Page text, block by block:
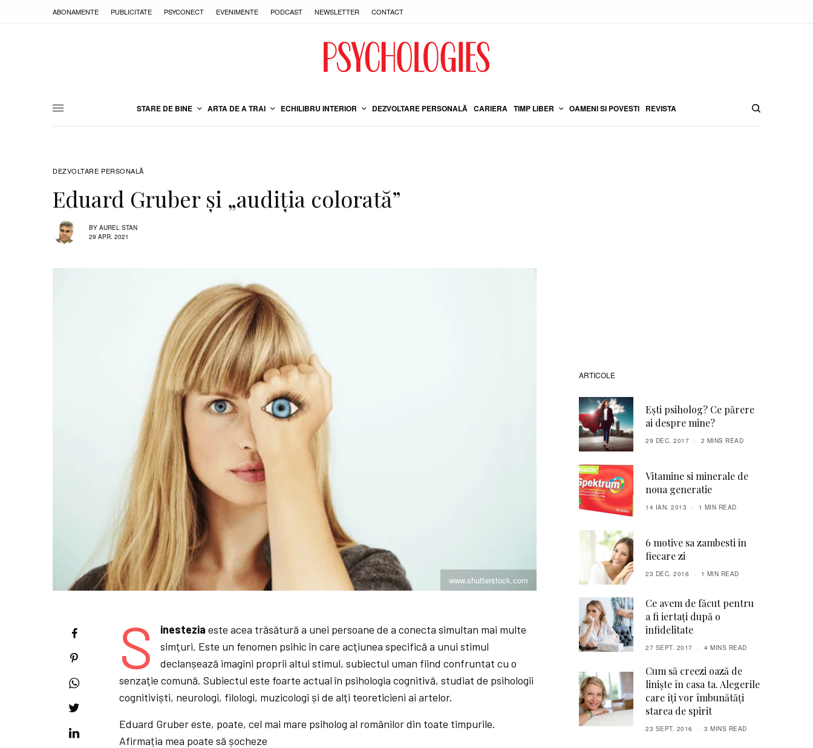
ABONAMENTE PUBLICITATE PSYCONECT EVENIMENTE PODCAST NEWSLETTER CONTACT
STARE DE BINE ARTA DE A TRAI ECHILIBRU INTERIOR DEZVOLTARE PERSONALĂ CARIERA TIMP LIBER OAMENI SI POVESTI REVISTA
DEZVOLTARE PERSONALĂ
Eduard Gruber şi „audiţia colorată”
BY AUREL STAN
29 APR. 2021
www.shutterstock.com
S inestezia este acea trăsătură a unei persoane de a conecta simultan mai multe
simţuri. Este un fenomen psihic în care acţiunea specifică a unui stimul
declanșează imagini proprii altui stimul, subiectul uman fiind confruntat cu o
senzaţie comună. Subiectul este foarte actual în psihologia cognitivă, studiat de psihologii
cognitiviști, neurologi, filologi, muzicologi și de alţi teoreticieni ai artelor.
Eduard Gruber este, poate, cel mai mare psiholog al românilor din toate timpurile.
Afirmația mea poate să șocheze
ARTICOLE
Ești psiholog? Ce părere
ai despre mine?
29 DEC. 2017 2 MINS READ
Vitamine si minerale de
noua generatie
14 IAN. 2013 1 MIN READ
6 motive sa zambesti in
fiecare zi
23 DEC. 2016 1 MIN READ
Ce avem de făcut pentru
a fi iertați după o
infidelitate
27 SEPT. 2017 4 MINS READ
Cum să creezi oază de
liniște în casa ta. Alegerile
care îți vor îmbunătăți
starea de spirit
23 SEPT. 2016 3 MINS READ